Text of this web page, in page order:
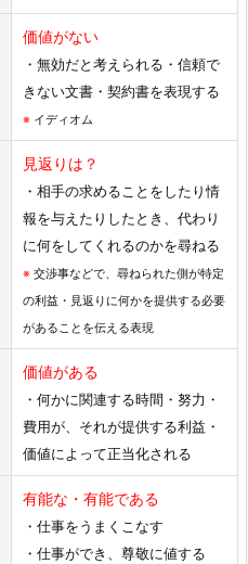
価値がない
・無効だと考えられる・信頼で
きない文書・契約書を表現する
※ イディオム
見返りは？
・相手の求めることをしたり情
報を与えたりしたとき、代わり
に何をしてくれるのかを尋ねる
※ 交渉事などで、尋ねられた側が特定
の利益・見返りに何かを提供する必要
があることを伝える表現
価値がある
・何かに関連する時間・努力・
費用が、それが提供する利益・
価値によって正当化される
有能な・有能である
・仕事をうまくこなす
・仕事ができ、尊敬に値する